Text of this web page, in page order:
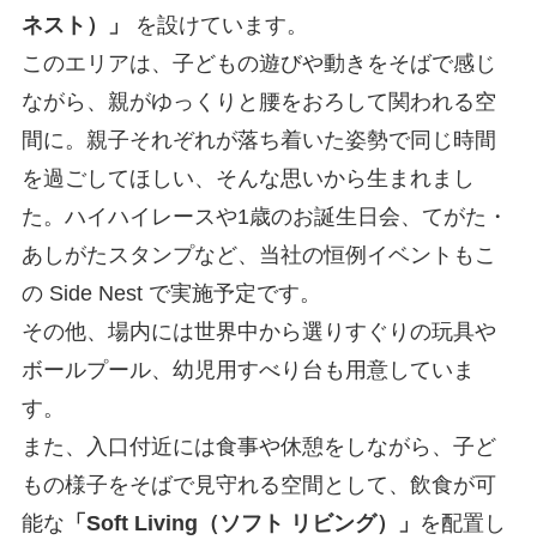
ネスト）」
を設けています。
このエリアは、子どもの遊びや動きをそばで感じ
ながら、親がゆっくりと腰をおろして関われる空
間に。親子それぞれが落ち着いた姿勢で同じ時間
を過ごしてほしい、そんな思いから生まれまし
た。ハイハイレースや1歳のお誕生日会、てがた・
あしがたスタンプなど、当社の恒例イベントもこ
の Side Nest で実施予定です。
その他、場内には世界中から選りすぐりの玩具や
ボールプール、幼児用すべり台も用意していま
す。
また、入口付近には食事や休憩をしながら、子ど
もの様子をそばで見守れる空間として、飲食が可
能な 「Soft Living（ソフト リビング）」 を配置し